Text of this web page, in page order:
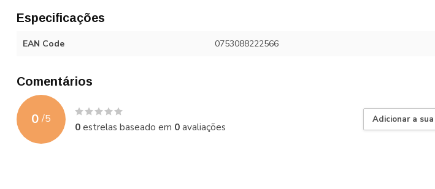
Especificações
EAN Code 0753088222566
Comentários
0 /5
0estrelas baseado em 0avaliações
Adicionar a